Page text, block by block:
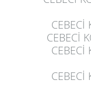
CEBECİ
CEBECİ
CEBECİ
CEBECİ